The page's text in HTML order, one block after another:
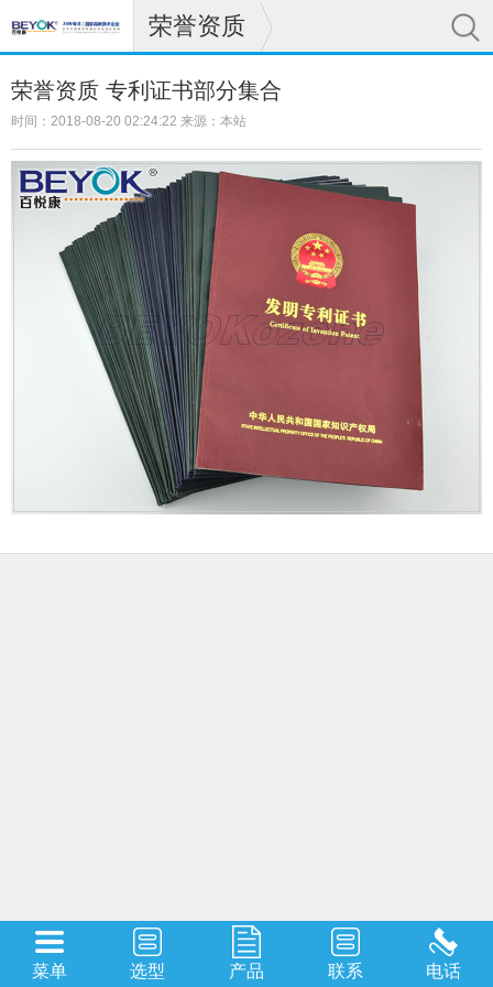
荣誉资质
荣誉资质 专利证书部分集合
时间：2018-08-20 02:24:22 来源：本站
菜单 选型 产品 联系 电话